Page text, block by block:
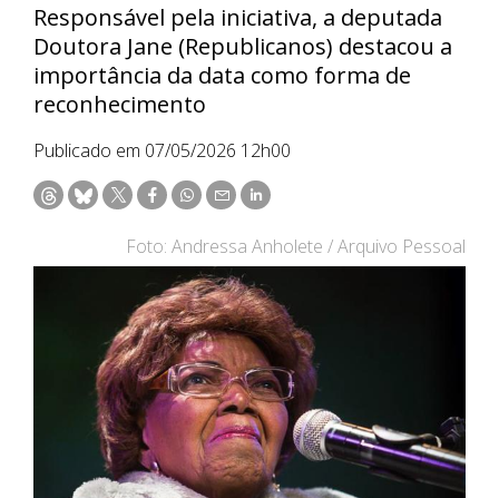
Responsável pela iniciativa, a deputada
Doutora Jane (Republicanos) destacou a
importância da data como forma de
reconhecimento
Publicado em 07/05/2026 12h00
Foto: Andressa Anholete / Arquivo Pessoal